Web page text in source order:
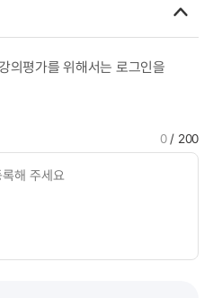
의평가를 위해서는 로그인을
0/ 200